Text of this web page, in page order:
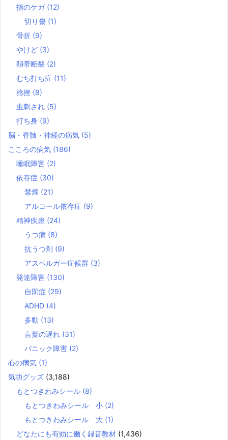
指のケガ (12)
切り傷 (1)
骨折 (9)
やけど (3)
靱帯断裂 (2)
むち打ち症 (11)
捻挫 (8)
虫刺され (5)
打ち身 (9)
脳・脊髄・神経の病気 (5)
こころの病気 (186)
睡眠障害 (2)
依存症 (30)
禁煙 (21)
アルコール依存症 (9)
精神疾患 (24)
うつ病 (8)
抗うつ剤 (9)
アスペルガー症候群 (3)
発達障害 (130)
自閉症 (29)
ADHD (4)
多動 (13)
言葉の遅れ (31)
パニック障害 (2)
心の病気 (1)
気功グッズ (3,188)
もとつきわみシール (8)
もとつきわみシール 小 (2)
もとつきわみシール 大 (1)
どなたにも有効に働く録音教材 (1,436)